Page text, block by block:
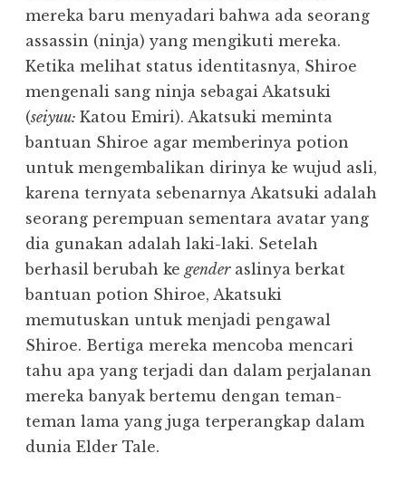
mereka baru menyadari bahwa ada seorang
assassin (ninja) yang mengikuti mereka.
Ketika melihat status identitasnya, Shiroe
mengenali sang ninja sebagai Akatsuki
(seiyuu: Katou Emiri). Akatsuki meminta
bantuan Shiroe agar memberinya potion
untuk mengembalikan dirinya ke wujud asli,
karena ternyata sebenarnya Akatsuki adalah
seorang perempuan sementara avatar yang
dia gunakan adalah laki-laki. Setelah
berhasil berubah ke genderaslinya berkat
bantuan potion Shiroe, Akatsuki
memutuskan untuk menjadi pengawal
Shiroe. Bertiga mereka mencoba mencari
tahu apa yang terjadi dan dalam perjalanan
mereka banyak bertemu dengan teman-
teman lama yang juga terperangkap dalam
dunia Elder Tale.